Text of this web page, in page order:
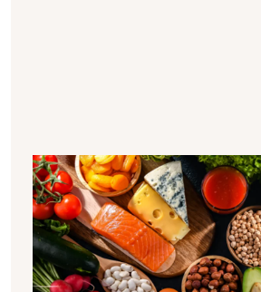
Nierenfreundliche
klappt’s!
Die Ernährung bei
oft eine Reihe von
Artikel erfährst du, welche